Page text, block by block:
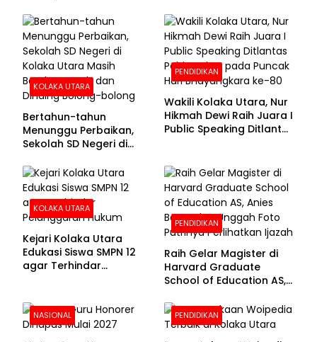
100 Persen
KOLAKA UTARA
Bertahun-tahun
Menunggu Perbaikan,
Sekolah SD Negeri di
Beralas Tanah dan
Dinding Bolong-bolong
PENDIDIKAN
Wakili Kolaka Utara, Nur
Hikmah Dewi Raih Juara I
Public Speaking Ditlantas
Bhayangkara ke-80
KOLAKA UTARA
Kejari Kolaka Utara
Edukasi Siswa SMPN 12
agar Terhindar
PENDIDIKAN
Raih Gelar Magister di
Harvard Graduate
School of Education AS,
Foto Putrinya Perlihatkan
Ijazah
NASIONAL PENDIDIKAN